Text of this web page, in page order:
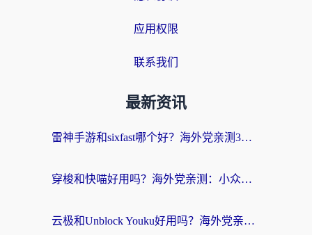
应用权限
联系我们
最新资讯
雷神手游和sixfast哪个好？海外党亲测3款回国加速器，教你选对不踩坑
穿梭和快喵好用吗？海外党亲测：小众加速器对比+番茄加速器深度体验
云极和Unblock Youku好用吗？海外党亲测+2026回国加速器避坑指南